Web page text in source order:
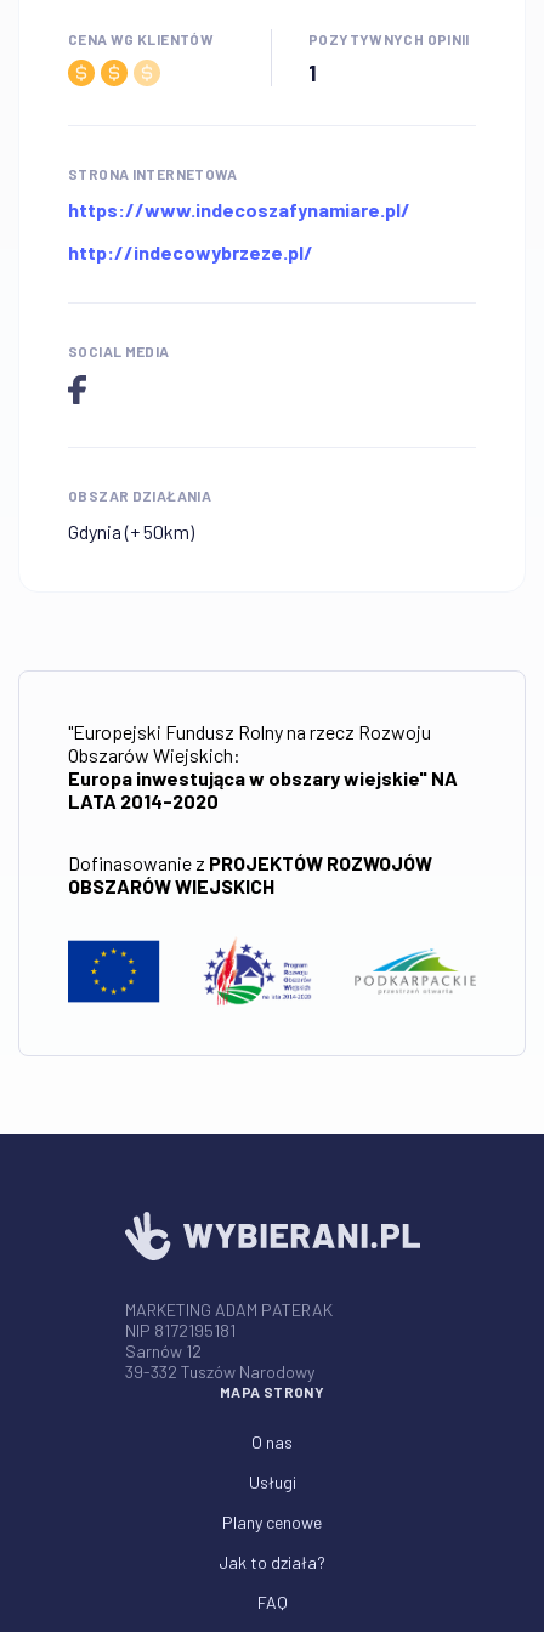
CENA WG KLIENTÓW POZYTYWNYCH OPINII
1
STRONA INTERNETOWA
https://www.indecoszafynamiare.pl/
http://indecowybrzeze.pl/
SOCIAL MEDIA
OBSZAR DZIAŁANIA
Gdynia (+ 50km)
"Europejski Fundusz Rolny na rzecz Rozwoju
Obszarów Wiejskich:
Europa inwestująca w obszary wiejskie" NA
LATA 2014-2020
Dofinasowanie z PROJEKTÓW ROZWOJÓW
OBSZARÓW WIEJSKICH
MARKETING ADAM PATERAK
NIP 8172195181
Sarnów 12
39-332 Tuszów Narodowy
MAPA STRONY
O nas
Usługi
Plany cenowe
Jak to działa?
FAQ